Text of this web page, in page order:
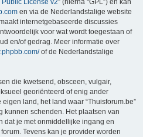
License v2” (hierna “GPL”) en kan
en via de Nederlandstalige website
internetgebaseerde discussies
voor wat wordt toegestaan of
en/of gedrag. Meer informatie over
of de Nederlandstalige
die kwetsend, obsceen, vulgair,
georiënteerd of enig ander
land, het land waar “Thuisforum.be”
kunnen schenden. Het plaatsen van
dat je met onmiddellijke ingang en
Tevens kan je provider worden